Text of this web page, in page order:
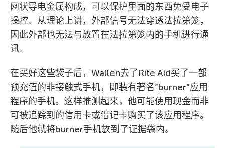
网状导电金属构成，可以保护里面的东西免受电子
操控。从理论上讲，外部信号无法穿透法拉第笼，
因此外部也无法与放置在法拉第笼内的手机进行通
讯。
在买好这些袋子后，Wallen去了Rite Aid买了一部
预充值的非接触式手机，即装有著名”burner”应用
程序的手机。这样推测起来，他可能使用现金而非
可被追踪到的信用卡或借记卡购买了该应用程序。
随后他就将burner手机放到了证据袋内。